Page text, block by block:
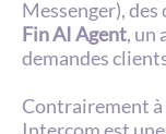
Fin AI Agent, un
demandes
Contrairement